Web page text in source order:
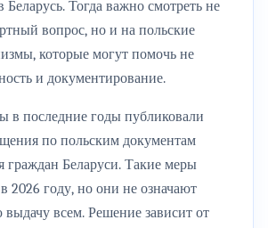
Беларусь. Тогда важно смотреть не
вопрос, но и на польские
которые могут помочь не
и документирование.
в последние годы публиковали
по польским документам
граждан Беларуси. Такие меры
2026 году, но они не означают
выдачу всем. Решение зависит от